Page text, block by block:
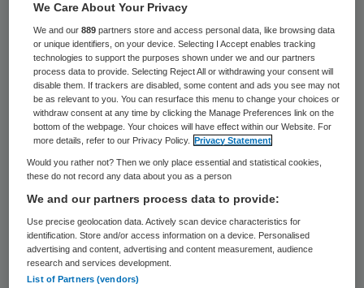
Volksgezondheid en Milieu (RIVM) gemeld.
De patiënt leed aan chronische Q-koorts en
had ook andere medische problemen, aldus
de officiële verklaring. Sinds 2007 zijn er
negentien mensen overleden door Q-koorts,
zei een RIVM-woordvoerder donderdag
desgevraagd.
Afname meldingen
Het aantal nieuwe ziektemeldingen neemt
door de ruimingen op besmette
We Care About Your Privacy
We and our889 partners store and access personal data, like browsing data
or unique identifiers, on your device. Selecting I Accept enables tracking
technologies to support the purposes shown under we and our partners
process data to provide. Selecting Reject All or withdrawing your consent will
disable them. If trackers are disabled, some content and ads you see may not
be as relevant to you. You can resurface this menu to change your choices or
withdraw consent at any time by clicking the Manage Preferences link on the
bottom of the webpage. Your choices will have effect within our Website. For
more details, refer to our Privacy Policy.
Privacy Statement
Would you rather not? Then we only place essential and statistical cookies,
these do not record any data about you as a person
We and our partners process data to provide:
Use precise geolocation data. Actively scan device characteristics for
identification. Store and/or access information on a device. Personalised
advertising and content, advertising and content measurement, audience
research and services development.
List of Partners (vendors)